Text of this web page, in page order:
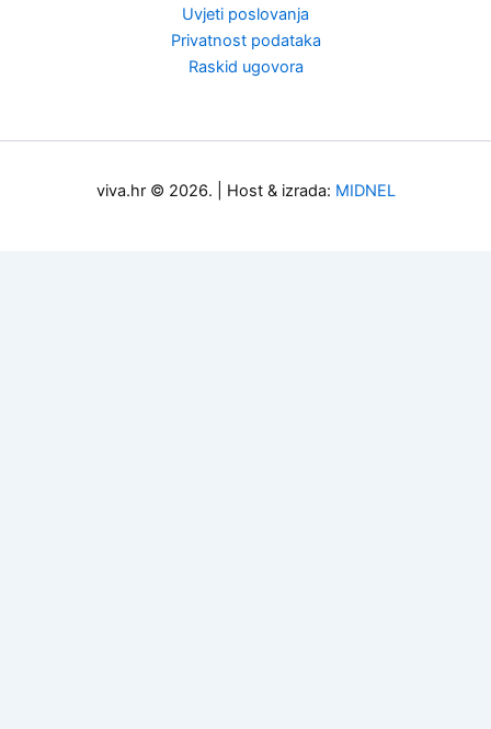
Uvjeti poslovanja
Privatnost podataka
Raskid ugovora
viva.hr © 2026. | Host & izrada: MIDNEL